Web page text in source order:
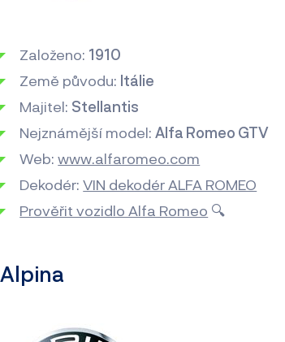
Založeno: 1910
Země původu: Itálie
Majitel: Stellantis
Nejznámější model:Alfa Romeo GTV
Web:www.alfaromeo.com
Dekodér:VIN dekodér ALFA ROMEO
Prověřit vozidlo Alfa Romeo 🔍
Alpina